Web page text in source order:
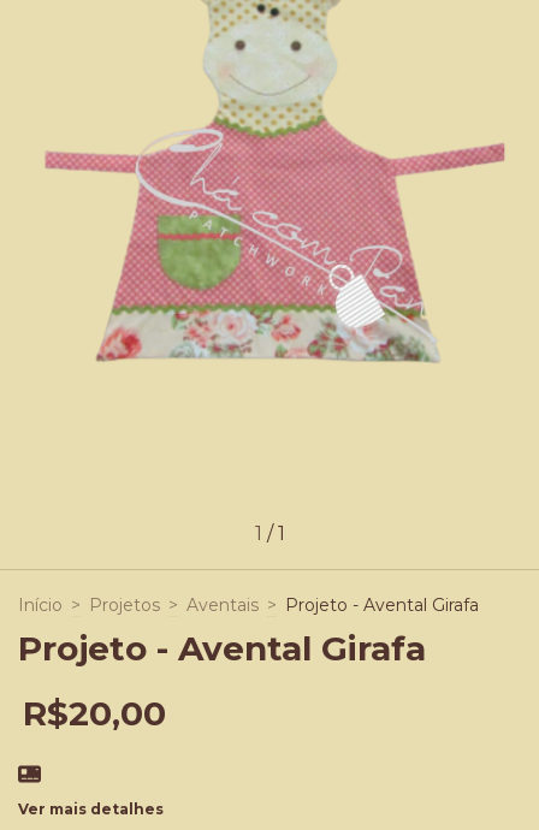
1 /1
Início > Projetos > Aventais > Projeto - Avental Girafa
Projeto - Avental Girafa
R$20,00
Ver mais detalhes